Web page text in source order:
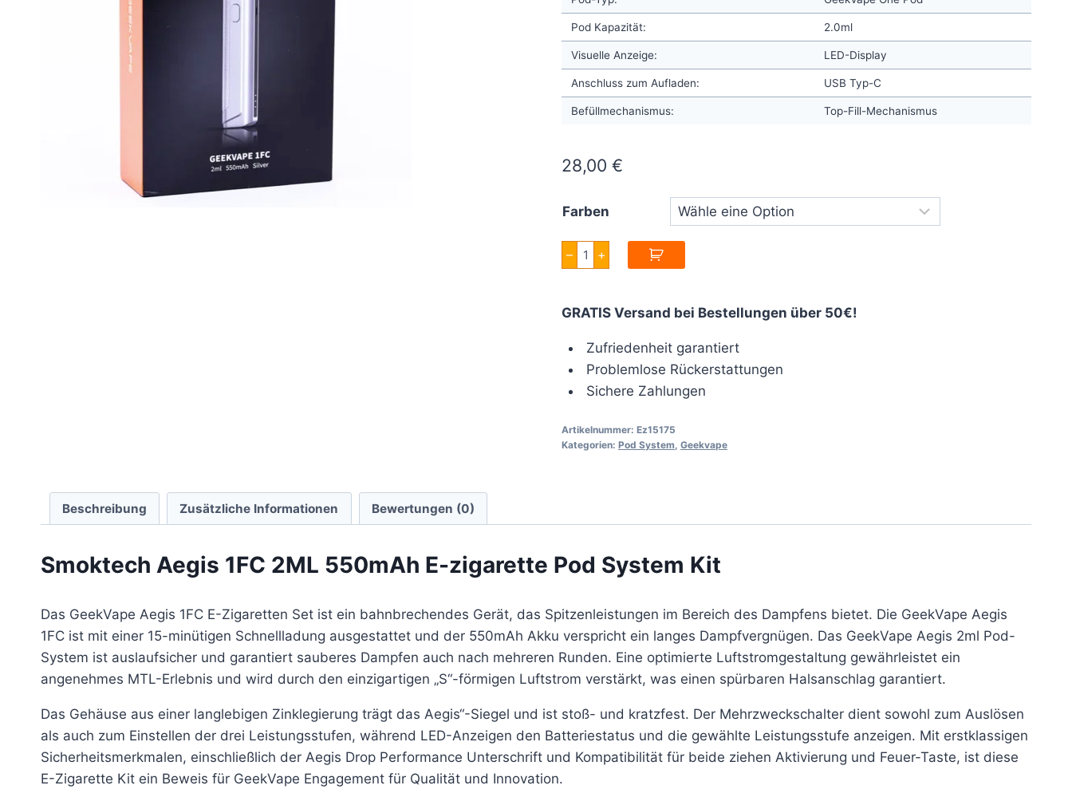
Pod Kapazität: 2.0ml
Visuelle Anzeige: LED-Display
Anschluss zum Aufladen: USB Typ-C
Befüllmechanismus: Top-Fill-Mechanismus
28,00 €
Farben
–
Geekvape
Aegis
1FC
Menge
+
GRATIS Versand bei Bestellungen über 50€!
Zufriedenheit garantiert
Problemlose Rückerstattungen
Sichere Zahlungen
Artikelnummer: Ez15175
Kategorien: Pod System, Geekvape
Beschreibung Zusätzliche Informationen Bewertungen (0)
Smoktech Aegis 1FC 2ML 550mAh E-zigarette Pod System Kit
Das GeekVape Aegis 1FC E-Zigaretten Set ist ein bahnbrechendes Gerät, das Spitzenleistungen im Bereich des Dampfens bietet. Die GeekVape Aegis
1FC ist mit einer 15-minütigen Schnellladung ausgestattet und der 550mAh Akku verspricht ein langes Dampfvergnügen. Das GeekVape Aegis 2ml Pod-
System ist auslaufsicher und garantiert sauberes Dampfen auch nach mehreren Runden. Eine optimierte Luftstromgestaltung gewährleistet ein
angenehmes MTL-Erlebnis und wird durch den einzigartigen „S“-förmigen Luftstrom verstärkt, was einen spürbaren Halsanschlag garantiert.
Das Gehäuse aus einer langlebigen Zinklegierung trägt das Aegis“-Siegel und ist stoß- und kratzfest. Der Mehrzweckschalter dient sowohl zum Auslösen
als auch zum Einstellen der drei Leistungsstufen, während LED-Anzeigen den Batteriestatus und die gewählte Leistungsstufe anzeigen. Mit erstklassigen
Sicherheitsmerkmalen, einschließlich der Aegis Drop Performance Unterschrift und Kompatibilität für beide ziehen Aktivierung und Feuer-Taste, ist diese
E-Zigarette Kit ein Beweis für GeekVape Engagement für Qualität und Innovation.